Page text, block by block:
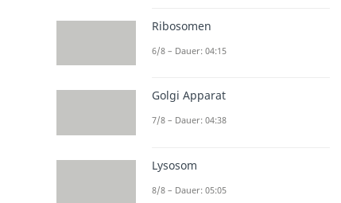
Ribosomen
6/8 – Dauer: 04:15
Golgi Apparat
7/8 – Dauer: 04:38
Lysosom
8/8 – Dauer: 05:05